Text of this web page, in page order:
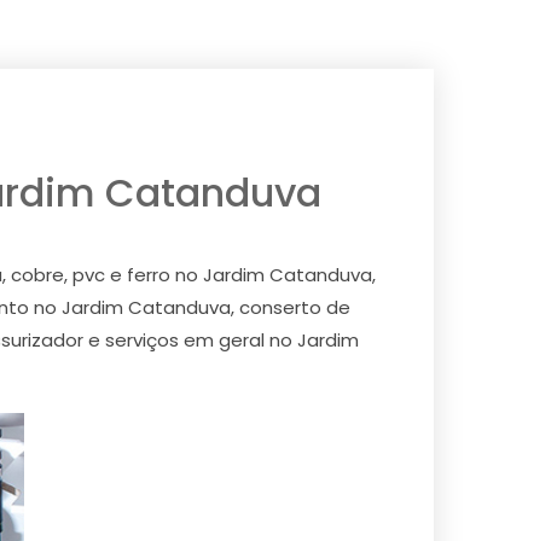
Catanduva
pvc e ferro no Jardim Catanduva,
no Jardim Catanduva, conserto de
e serviços em geral no Jardim